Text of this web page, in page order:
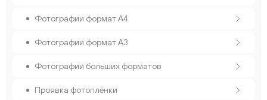
Фотографии формат А4
Фотографии формат А3
Фотографии больших форматов
Проявка фотоплёнки